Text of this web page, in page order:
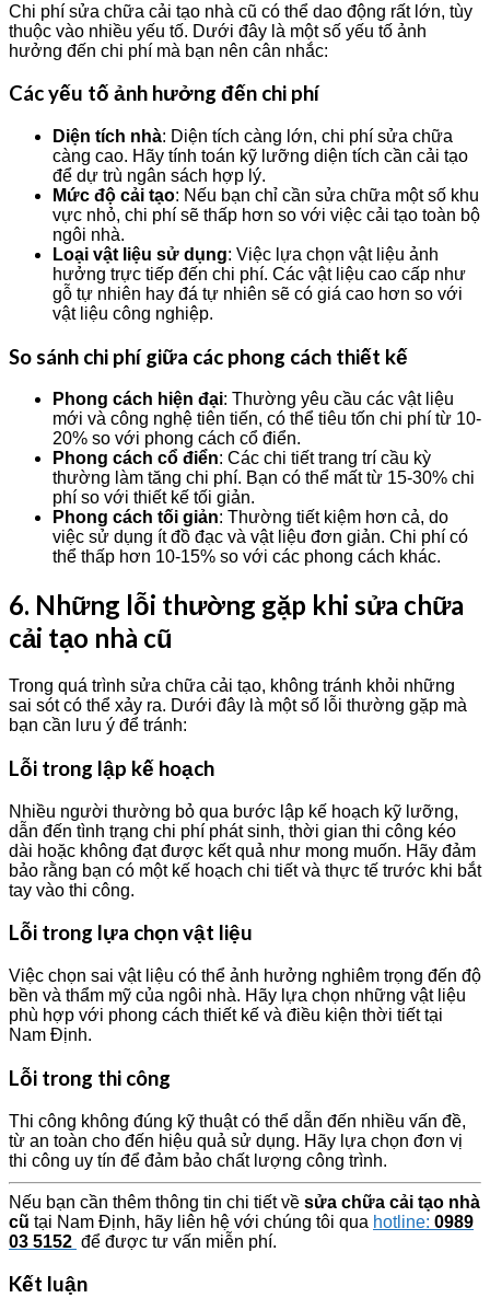
Chi phí sửa chữa cải tạo nhà cũ có thể dao động rất lớn, tùy
thuộc vào nhiều yếu tố. Dưới đây là một số yếu tố ảnh
hưởng đến chi phí mà bạn nên cân nhắc:
Các yếu tố ảnh hưởng đến chi phí
Diện tích nhà: Diện tích càng lớn, chi phí sửa chữa
càng cao. Hãy tính toán kỹ lưỡng diện tích cần cải tạo
để dự trù ngân sách hợp lý.
Mức độ cải tạo: Nếu bạn chỉ cần sửa chữa một số khu
vực nhỏ, chi phí sẽ thấp hơn so với việc cải tạo toàn bộ
ngôi nhà.
Loại vật liệu sử dụng: Việc lựa chọn vật liệu ảnh
hưởng trực tiếp đến chi phí. Các vật liệu cao cấp như
gỗ tự nhiên hay đá tự nhiên sẽ có giá cao hơn so với
vật liệu công nghiệp.
So sánh chi phí giữa các phong cách thiết kế
Phong cách hiện đại: Thường yêu cầu các vật liệu
mới và công nghệ tiên tiến, có thể tiêu tốn chi phí từ 10-
20% so với phong cách cổ điển.
Phong cách cổ điển: Các chi tiết trang trí cầu kỳ
thường làm tăng chi phí. Bạn có thể mất từ 15-30% chi
phí so với thiết kế tối giản.
Phong cách tối giản: Thường tiết kiệm hơn cả, do
việc sử dụng ít đồ đạc và vật liệu đơn giản. Chi phí có
thể thấp hơn 10-15% so với các phong cách khác.
6. Những lỗi thường gặp khi sửa chữa
cải tạo nhà cũ
Trong quá trình sửa chữa cải tạo, không tránh khỏi những
sai sót có thể xảy ra. Dưới đây là một số lỗi thường gặp mà
bạn cần lưu ý để tránh:
Lỗi trong lập kế hoạch
Nhiều người thường bỏ qua bước lập kế hoạch kỹ lưỡng,
dẫn đến tình trạng chi phí phát sinh, thời gian thi công kéo
dài hoặc không đạt được kết quả như mong muốn. Hãy đảm
bảo rằng bạn có một kế hoạch chi tiết và thực tế trước khi bắt
tay vào thi công.
Lỗi trong lựa chọn vật liệu
Việc chọn sai vật liệu có thể ảnh hưởng nghiêm trọng đến độ
bền và thẩm mỹ của ngôi nhà. Hãy lựa chọn những vật liệu
phù hợp với phong cách thiết kế và điều kiện thời tiết tại
Nam Định.
Lỗi trong thi công
Thi công không đúng kỹ thuật có thể dẫn đến nhiều vấn đề,
từ an toàn cho đến hiệu quả sử dụng. Hãy lựa chọn đơn vị
thi công uy tín để đảm bảo chất lượng công trình.
Nếu bạn cần thêm thông tin chi tiết về sửa chữa cải tạo nhà
cũ tại Nam Định, hãy liên hệ với chúng tôi qua hotline: 0989
03 5152 để được tư vấn miễn phí.
Kết luận